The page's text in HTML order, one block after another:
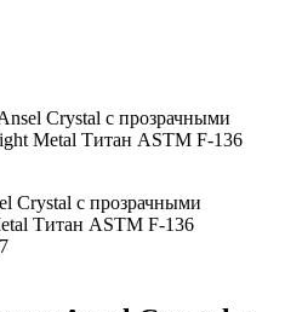
Crystal с прозрачными
Metal Титан ASTM F-136